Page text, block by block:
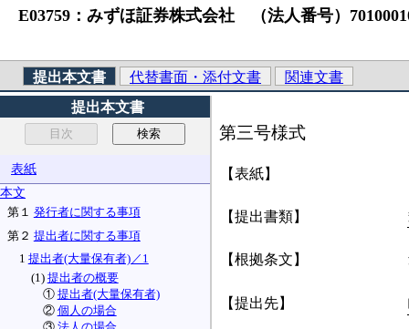
E03759：みずほ証券株式会社 （法人番号）
提出本文書 代替書面・添付文書
関連文書
提出本文書